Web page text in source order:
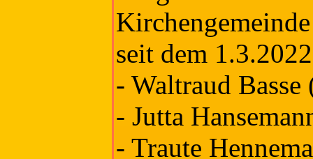
seit dem
- Waltraud Basse
- Jutta
- Traute